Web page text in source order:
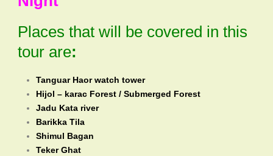
Places that will be covered in this
tour are:
Tanguar Haor watch tower
Hijol – karac Forest / Submerged Forest
Jadu Kata river
Barikka Tila
Shimul Bagan
Teker Ghat